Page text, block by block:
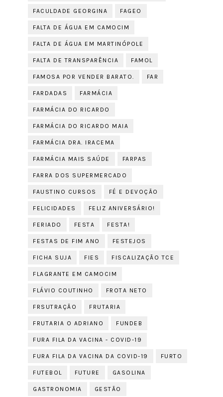
FACULDADE GEORGINA FAGEO
FALTA DE ÁGUA EM CAMOCIM
FALTA DE ÁGUA EM MARTINÓPOLE
FALTA DE TRANSPARÊNCIA FAMOL
FAMOSA POR VENDER BARATO. FAR
FARDADAS FARMÁCIA
FARMÁCIA DO RICARDO
FARMÁCIA DO RICARDO MAIA
FARMÁCIA DRA. IRACEMA
FARMÁCIA MAIS SAÚDE FARPAS
FARRA DOS SUPERMERCADO
FAUSTINO CURSOS FÉ E DEVOÇÃO
FELICIDADES FELIZ ANIVERSÁRIO!
FERIADO FESTA FESTA!
FESTAS DE FIM ANO FESTEJOS
FICHA SUJA FIES FISCALIZAÇÃO TCE
FLAGRANTE EM CAMOCIM
FLÁVIO COUTINHO FROTA NETO
FRSUTRAÇÃO FRUTARIA
FRUTARIA O ADRIANO FUNDEB
FURA FILA DA VACINA - COVID-19
FURA FILA DA VACINA DA COVID-19 FURTO
FUTEBOL FUTURE GASOLINA
GASTRONOMIA GESTÃO